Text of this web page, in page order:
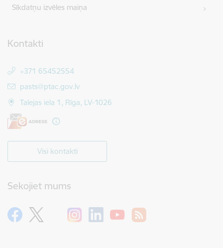
Sīkdatņu izvēles maiņa
Kontakti
+371 65452554
E-pasts:
pasts@ptac.gov.lv
Talejas iela 1, Rīga, LV-1026
Visi kontakti
Sekojiet mums